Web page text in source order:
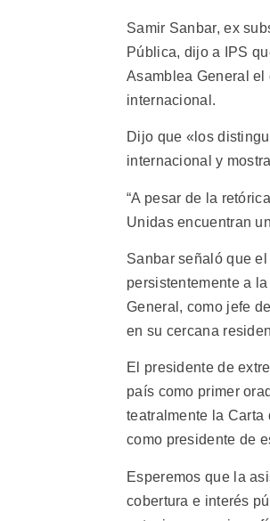
Samir Sanbar, ex
Pública, dijo a IPS
Asamblea General
internacional.
Dijo que «los
internacional y
“A pesar de la
Unidas encuentran
Sanbar señaló que
persistentemente a
General, como jefe
en su cercana
El presidente de
país como primer
teatralmente la Carta
como presidente de
Esperemos que la
cobertura e interés